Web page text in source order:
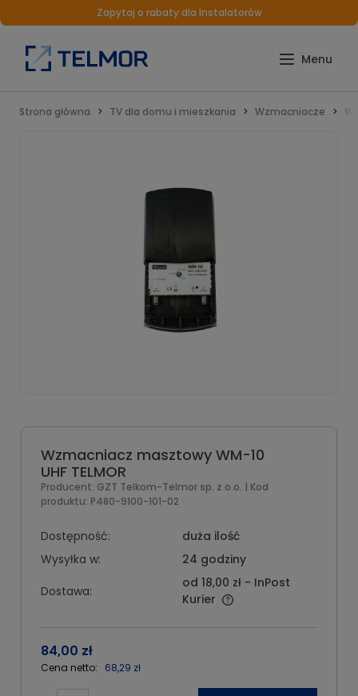
Zapytaj o rabaty dla Instalatorów
Strona główna TV dla domu i mieszkania Wzmacniacze
Wzmacniacz masztowy WM-10
UHF TELMOR
Producent: GZT Telkom-Telmor sp. z o.o. | Kod
produktu: P480-9100-101-02
Dostępność:
duża ilość
Wysyłka w:
24 godziny
Dostawa:
od 18,00 zł - InPost
Kurier
84,00 zł
Cena netto: 68,29 zł